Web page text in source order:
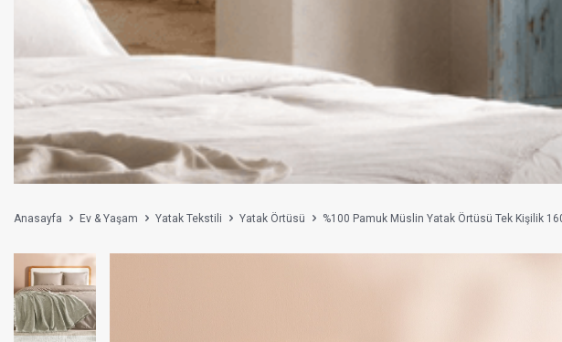
Anasayfa Ev & Yaşam Yatak Tekstili Yatak Örtüsü %100 Pamuk Müslin Yatak Örtüsü Tek Kişilik